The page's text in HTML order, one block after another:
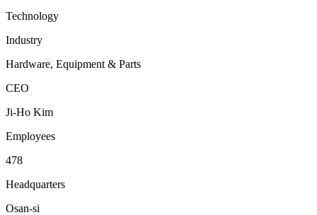
Technology
Industry
Hardware, Equipment & Parts
CEO
Ji-Ho Kim
Employees
478
Headquarters
Osan-si